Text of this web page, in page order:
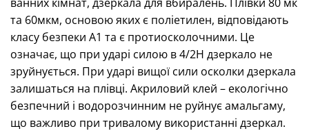
та 60мкм, основою яких є поліетилен, відповідають
класу безпеки А1 та є протиосколочними. Це
означає, що при ударі силою в 4/2Н дзеркало не
зруйнується. При ударі вищої сили осколки дзеркала
залишаться на плівці. Акриловий клей – екологічно
безпечний і водорозчинним не руйнує амальгаму,
що важливо при тривалому використанні дзеркал.